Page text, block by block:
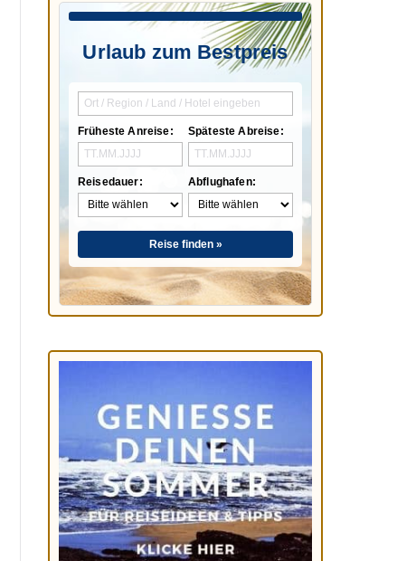
Urlaub zum Bestpreis
Früheste Anreise:
Reisedauer:
Späteste Abreise:
Abflughafen:
Reise finden »